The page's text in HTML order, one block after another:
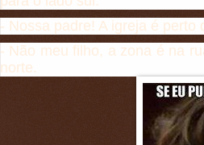
- Nossa padre! A igreja é perto
- Não meu filho, a zona é na
norte.